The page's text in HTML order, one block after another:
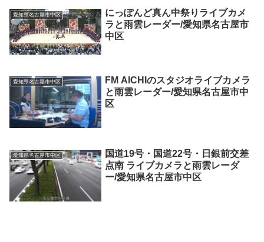
愛知県名古屋市中区
にっぽんど真ん中祭りライブカメ
ラと雨雲レーダー/愛知県名古屋市
中区
愛知県名古屋市中区
FM AICHIのスタジオライブカメラ
と雨雲レーダー/愛知県名古屋市中
区
愛知県名古屋市中区
国道19号・国道22号・日銀前交差
点南 ライブカメラと雨雲レーダ
ー/愛知県名古屋市中区